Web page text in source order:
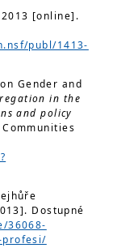
2013 [online].
publ/1413-
Gender and
in the
and policy
Dostupné
36068-
profesi/